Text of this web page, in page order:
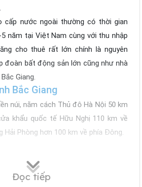
cấp nước ngoài thường có thời gian
năm tại Việt Nam cùng với thu nhập
cho thuê rất lớn chính là nguyên
đoàn bất động sản lớn cũng như nhà
Giang.
Bắc Giang
núi, nằm cách Thủ đô Hà Nội 50 km
khẩu quốc tế Hữu Nghị 110 km về
Hải Phòng hơn 100 km về phía Đông.
Bắc giáp Hà Nội, Thái Nguyên
Đông Nam giáp tỉnh Bắc Ninh, Hải
Đọc tiếp